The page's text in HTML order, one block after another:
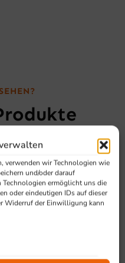
verwenden wir Technologien wie
und/oder darauf
ermöglicht uns die
oder eindeutigen IDs auf dieser
Widerruf der Einwilligung kann